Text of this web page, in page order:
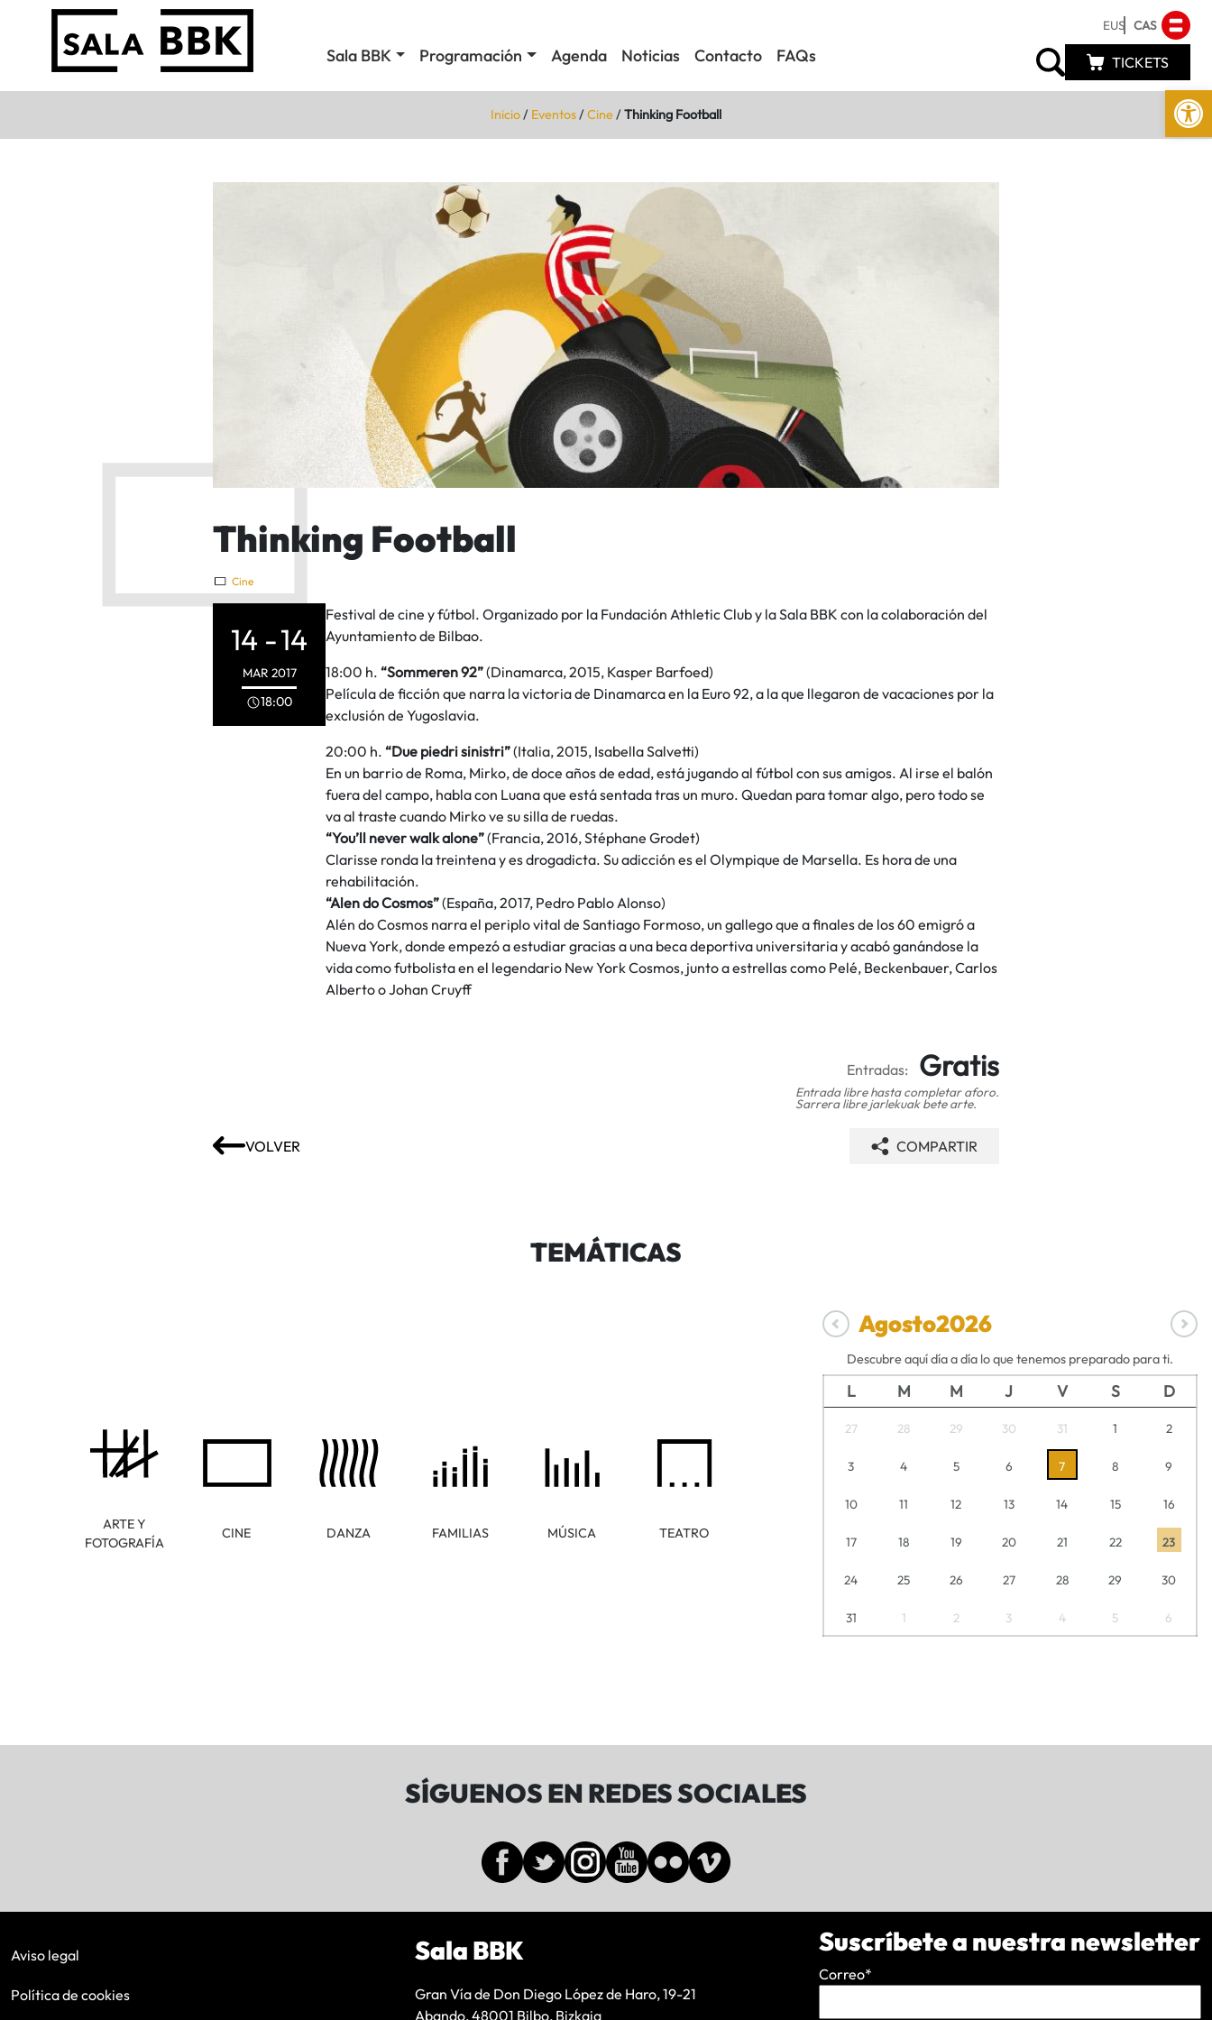
Abrir
Sala BBK Programación Agenda Noticias Contacto FAQs
EUS CAS
TICKETS
Inicio/ Eventos/Cine/Thinking Football
Thinking Football
Cine
14 -14
MAR 2017
18:00
Festival de cine y fútbol. Organizado por la Fundación Athletic Club y la Sala BBK con la colaboración del
Ayuntamiento de Bilbao.
18:00 h. “Sommeren 92”(Dinamarca, 2015, Kasper Barfoed)
Película de ficción que narra la victoria de Dinamarca en la Euro 92, a la que llegaron de vacaciones por la
exclusión de Yugoslavia.
20:00 h. “Due piedri sinistri”(Italia, 2015, Isabella Salvetti)
En un barrio de Roma, Mirko, de doce años de edad, está jugando al fútbol con sus amigos. Al irse el balón
fuera del campo, habla con Luana que está sentada tras un muro. Quedan para tomar algo, pero todo se
va al traste cuando Mirko ve su silla de ruedas.
“You’ll never walk alone”(Francia, 2016, Stéphane Grodet)
Clarisse ronda la treintena y es drogadicta. Su adicción es el Olympique de Marsella. Es hora de una
rehabilitación.
“Alen do Cosmos”(España, 2017, Pedro Pablo Alonso)
Alén do Cosmos narra el periplo vital de Santiago Formoso, un gallego que a finales de los 60 emigró a
Nueva York, donde empezó a estudiar gracias a una beca deportiva universitaria y acabó ganándose la
vida como futbolista en el legendario New York Cosmos, junto a estrellas como Pelé, Beckenbauer, Carlos
Alberto o Johan Cruyff
Entradas: Gratis
Entrada libre hasta completar aforo.
Sarrera libre jarlekuak bete arte.
VOLVER COMPARTIR
TEMÁTICAS
ARTE Y
FOTOGRAFÍA
CINE DANZA FAMILIAS MÚSICA TEATRO
Agosto2026
Descubre aquí día a día lo que tenemos preparado para ti.
L M M J V S D
27 28 29 30 31 1 2
3 4 5 6 7 8 9
10 11 12 13 14 15 16
17 18 19 20 21 22 23
24 25 26 27 28 29 30
31 1 2 3 4 5 6
SÍGUENOS EN REDES SOCIALES
Aviso legal
Política de cookies
Sala BBK
Gran Vía de Don Diego López de Haro, 19-21
Abando, 48001 Bilbo, Bizkaia
Suscríbete a nuestra newsletter
Correo*